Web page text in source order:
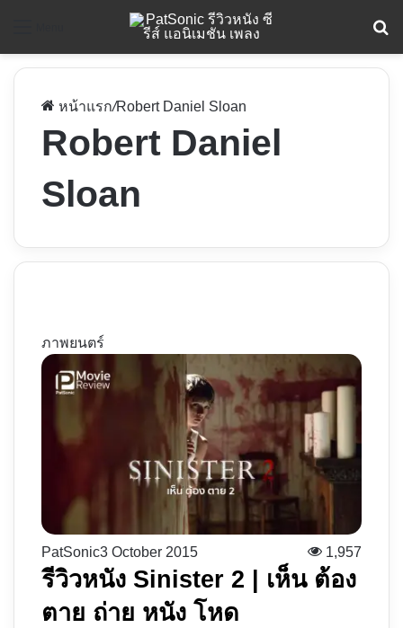
หน้าแรก/Robert Daniel Sloan
Robert Daniel
Sloan
ภาพยนตร์
PatSonic3 October 2015 1,957
รีวิวหนัง Sinister 2 | เห็น ต้อง
ตาย ถ่าย หนัง โหด